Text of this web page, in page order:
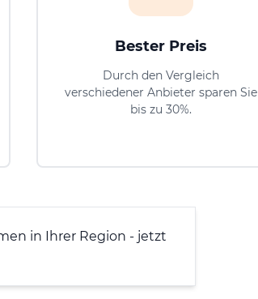
Bester Preis
Durch den Vergleich
verschiedener Anbieter sparen Sie
bis zu 30%.
in Ihrer Region - jetzt